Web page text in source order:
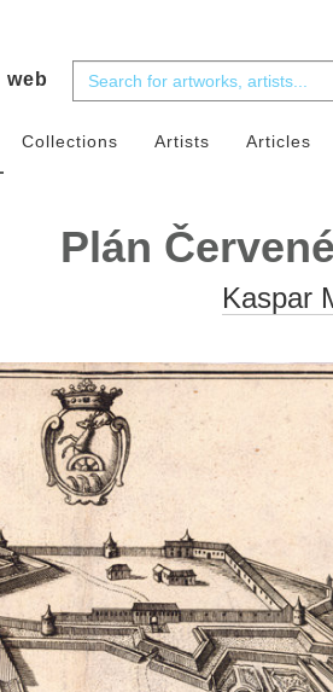
web
Collections Artists Articles
Plán
Kaspar